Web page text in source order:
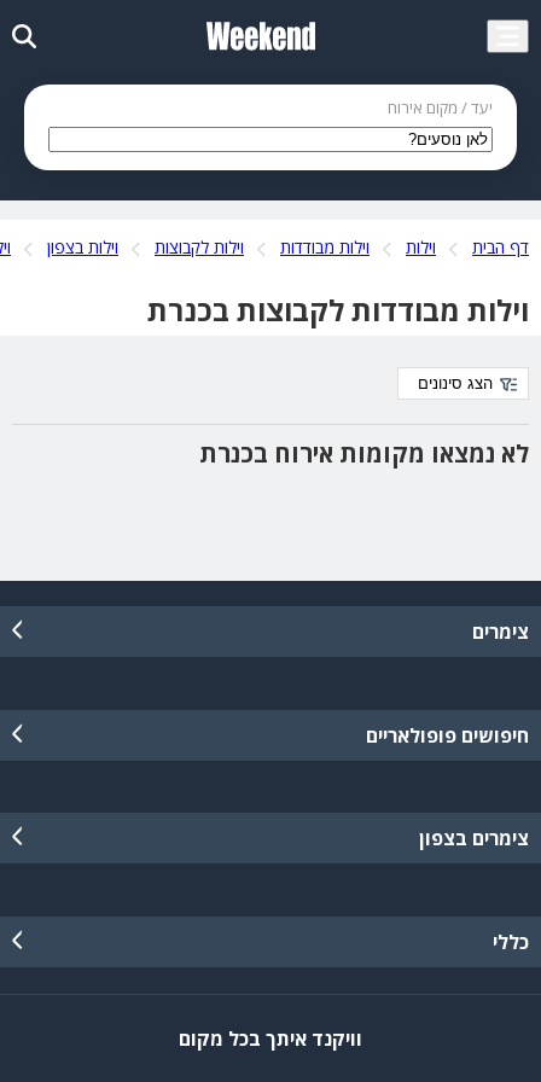
יעד / מקום אירוח
דף הבית וילות וילות מבודדות וילות לקבוצות וילות בצפון
וילות מבודדות לקבוצות בכנרת
לא נמצאו מקומות אירוח בכנרת
הצג סינונים
צימרים
חיפושים פופולאריים
צימרים בצפון
כללי
וויקנד איתך בכל מקום